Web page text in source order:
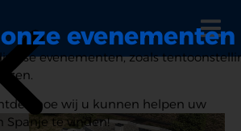
evenementen
evenementen, zoals
hoe wij u kunnen helpen uw
te vinden!
Bekijk de evenementen